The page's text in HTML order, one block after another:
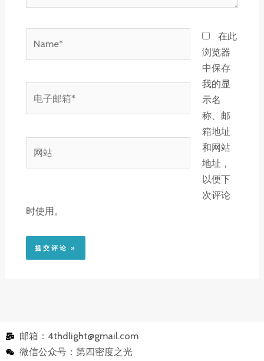
箱
站
在此
浏览器
中保存
我的显
示名
称、邮
箱地址
和网站
地址，
以便下
次评论
时使用。
邮箱：4thdlight@gmail.com
微信公众号：第四密度之光